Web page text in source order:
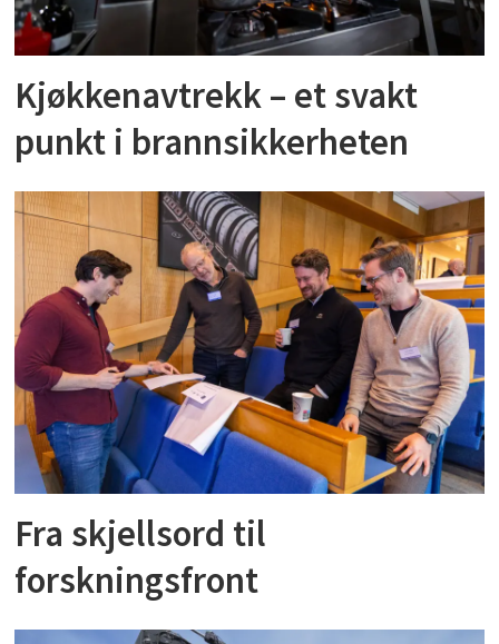
Kjøkkenavtrekk – et svakt
punkt i brannsikkerheten
Fra skjellsord til
forskningsfront